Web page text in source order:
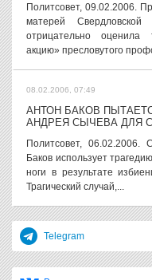
Политсовет, 09.02.2006.
матерей
отрицательно оценила
акцию» пресловутого
08.02.2006, 07:49
АНТОН БАКОВ
АНДРЕЯ СЫЧЕВА ДЛЯ
Политсовет, 06.02.2006.
Баков использует
ноги в результате
Трагический случай,...
Telegram